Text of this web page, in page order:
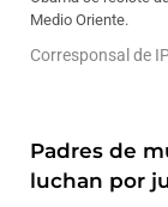
Medio Oriente.
Corresponsal de
Padres de
luchan por